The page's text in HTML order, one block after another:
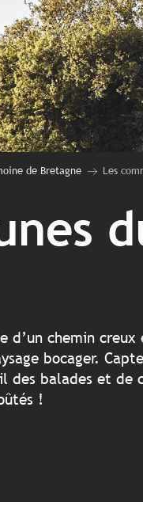
de Bretagne Les
d’un chemin
bocager.
des balades et
!